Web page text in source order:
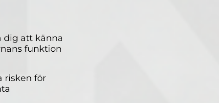
dig att känna
funktion
risken för